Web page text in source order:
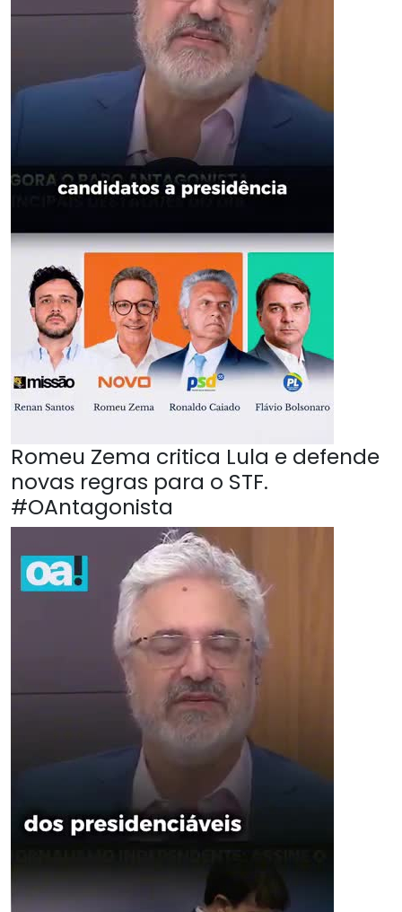
Romeu Zema critica Lula e defende
novas regras para o STF.
#OAntagonista